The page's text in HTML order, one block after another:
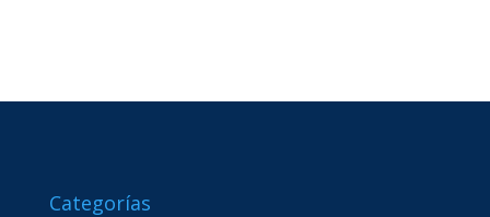
Categorías